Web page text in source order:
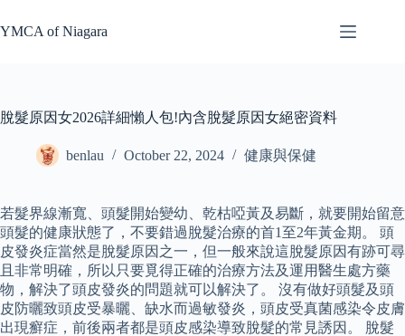
to
content
YMCA of Niagara
脫髮原因女2026詳細懶人包!內含脫髮原因女絕密資料
benlau October 22, 2024 健康與保健
若髮界線漸寬、頭髮開始變幼、乾枯啞黃及易斷，就要開始留意
頭髮的健康狀態了，不要錯過脫髮治療的首1至2年黃金期。 頭
皮發炎症當然是脫髮原因之一，但一般來說這脫髮原因有跡可尋
且非常明確，所以只要覓得正確的治療方法及運用醫生處方藥
物，解決了頭皮發炎的問題就可以解決了。 沒有做好頭髮及頭
皮防曬致頭皮受暴曬、缺水而過敏發炎，頭皮受真菌感染令皮膚
出現癬症，前後兩者都是頭皮感染導致脫髮的常見誘因。 脫髮